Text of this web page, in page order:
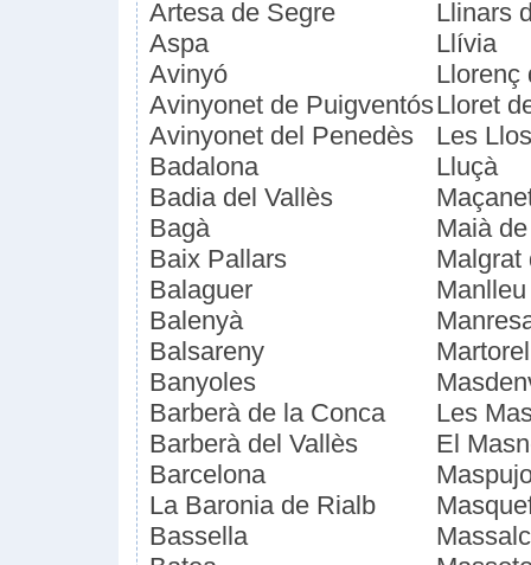
Artesa de Segre
Aspa
Avinyó
Avinyonet de Puigventós
Avinyonet del Penedès
Badalona
Badia del Vallès
Bagà
Baix Pallars
Balaguer
Balenyà
Balsareny
Banyoles
Barberà de la Conca
Barberà del Vallès
Barcelona
La Baronia de Rialb
Bassella
Llinars
Llívia
Llorenç
Lloret
Les
Lluçà
Maià
Malgrat
Manlleu
Les
El